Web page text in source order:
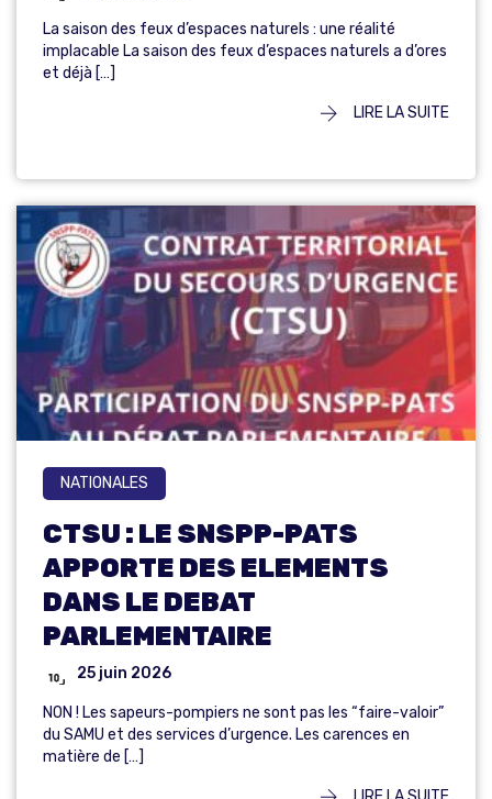
La saison des feux d’espaces naturels : une réalité
implacable La saison des feux d’espaces naturels a d’ores
et déjà […]
LIRE LA SUITE
NATIONALES
CTSU : LE SNSPP-PATS
APPORTE DES ELEMENTS
DANS LE DEBAT
PARLEMENTAIRE
25 juin 2026
NON ! Les sapeurs-pompiers ne sont pas les “faire-valoir”
du SAMU et des services d’urgence. Les carences en
matière de […]